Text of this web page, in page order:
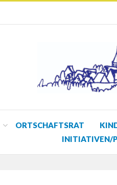
ORTSCHAFTSRAT
INITIATIVEN/